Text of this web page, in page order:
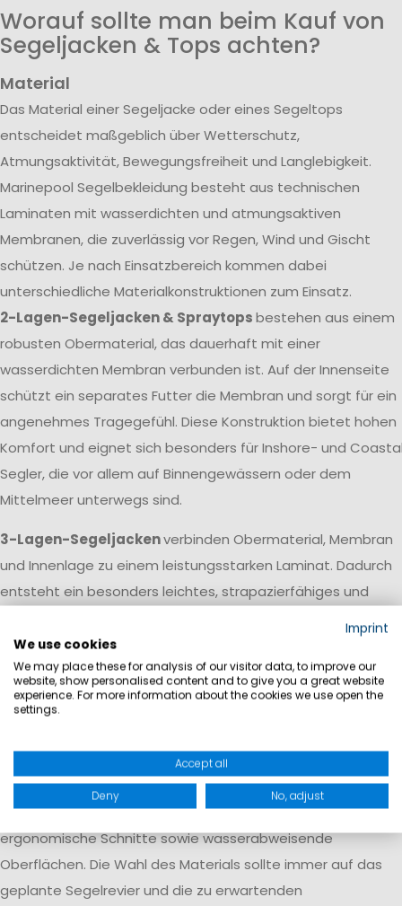
Worauf sollte man beim Kauf von
Segeljacken & Tops achten?
Material
Das Material einer Segeljacke oder eines Segeltops
entscheidet maßgeblich über Wetterschutz,
Atmungsaktivität, Bewegungsfreiheit und Langlebigkeit.
Marinepool Segelbekleidung besteht aus technischen
Laminaten mit wasserdichten und atmungsaktiven
Membranen, die zuverlässig vor Regen, Wind und Gischt
schützen. Je nach Einsatzbereich kommen dabei
unterschiedliche Materialkonstruktionen zum Einsatz.
2-Lagen-Segeljacken & Spraytopsbestehen aus einem
robusten Obermaterial, das dauerhaft mit einer
wasserdichten Membran verbunden ist. Auf der Innenseite
schützt ein separates Futter die Membran und sorgt für ein
angenehmes Tragegefühl. Diese Konstruktion bietet hohen
Komfort und eignet sich besonders für Inshore- und
Segler, die vor allem auf Binnengewässern oder dem
Mittelmeer unterwegs sind.
3-Lagen-Segeljackenverbinden Obermaterial, Membran
und Innenlage zu einem leistungsstarken Laminat. Dadurch
entsteht ein besonders leichtes, strapazierfähiges und
schnell trocknet. Diese Konstruktion wird vor allem bei
Offshore-Segeljacken und professioneller Segelbekleidung
eingesetzt, die auch bei langen Hochseetörns und
Wetterbedingungen zuverlässig schützt.
Neben dem Material spielen auch funktionale Details eine
wichtige Rolle. Hochwertige Segeljacken verfügen über
verstärkte Bereiche an besonders beanspruchten Stellen,
ergonomische Schnitte sowie wasserabweisende
Oberflächen. Die Wahl des Materials sollte immer auf das
geplante Segelrevier und die zu erwartenden
Imprint
We use cookies
We may place these for analysis of our visitor data, to improve our
website, show personalised content and to give you a great website
experience. For more information about the cookies we use open the
settings.
Accept all
Deny No, adjust